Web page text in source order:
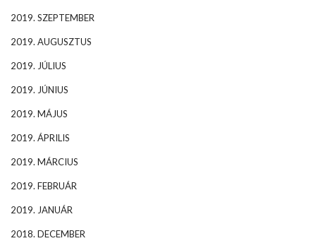
2019. SZEPTEMBER
2019. AUGUSZTUS
2019. JÚLIUS
2019. JÚNIUS
2019. MÁJUS
2019. ÁPRILIS
2019. MÁRCIUS
2019. FEBRUÁR
2019. JANUÁR
2018. DECEMBER